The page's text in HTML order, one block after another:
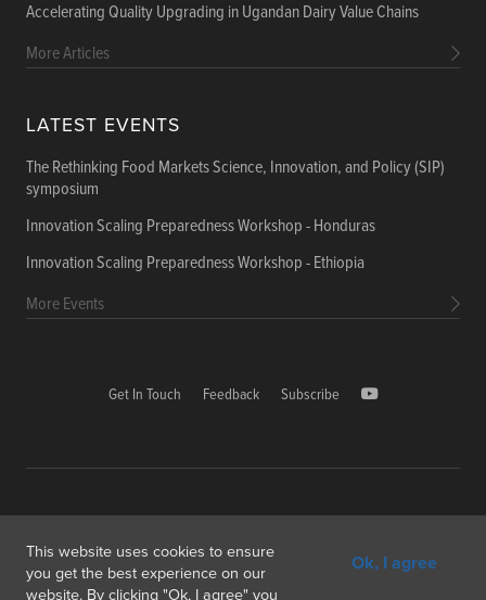
Ok, I agree
This website uses cookies to ensure
you get the best experience on our
website. By clicking "Ok, I agree" you
Accelerating Quality Upgrading in Ugandan Dairy Value Chains
More Articles
LATEST EVENTS
The Rethinking Food Markets Science, Innovation, and Policy (SIP)
symposium
Innovation Scaling Preparedness Workshop - Honduras
Innovation Scaling Preparedness Workshop - Ethiopia
More Events
Get In Touch Feedback Subscribe
1000, Avenue Agropolis, F-34394 Montpellier cedex 5 France